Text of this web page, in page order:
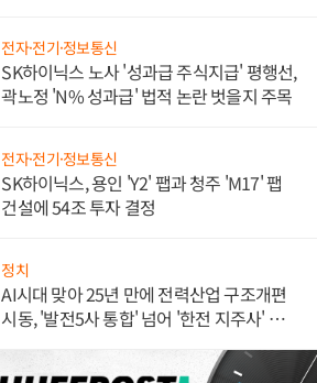
전자·전기·정보통신
SK하이닉스 노사 '성과급 주식지급' 평행선,
곽노정 'N% 성과급' 법적 논란 벗을지 주목
전자·전기·정보통신
SK하이닉스, 용인 'Y2' 팹과 청주 'M17' 팹
건설에 54조 투자 결정
정치
AI시대 맞아 25년 만에 전력산업 구조개편
시동, '발전5사 통합' 넘어 '한전 지주사' 재편